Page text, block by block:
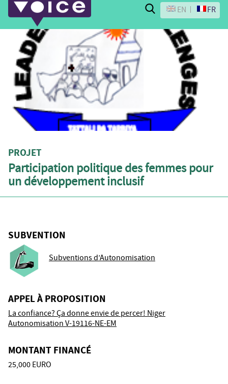
Search
EN FR
PROJET
Participation politique des femmes pour
un développement inclusif
SUBVENTION
Subventions d’Autonomisation
APPEL À PROPOSITION
La confiance? Ça donne envie de percer! Niger
Autonomisation V-19116-NE-EM
MONTANT FINANCÉ
25,000 EURO